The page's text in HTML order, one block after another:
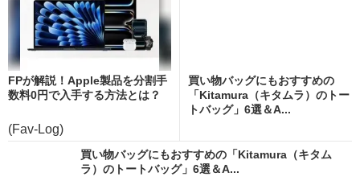
FPが解説！Apple製品を分割手
数料0円で入手する方法とは？
(Fav-Log)
買い物バッグにもおすすめの
「Kitamura（キタムラ）のトー
トバッグ」6選＆A...
買い物バッグにもおすすめの「Kitamura（キタム
ラ）のトートバッグ」6選＆A...